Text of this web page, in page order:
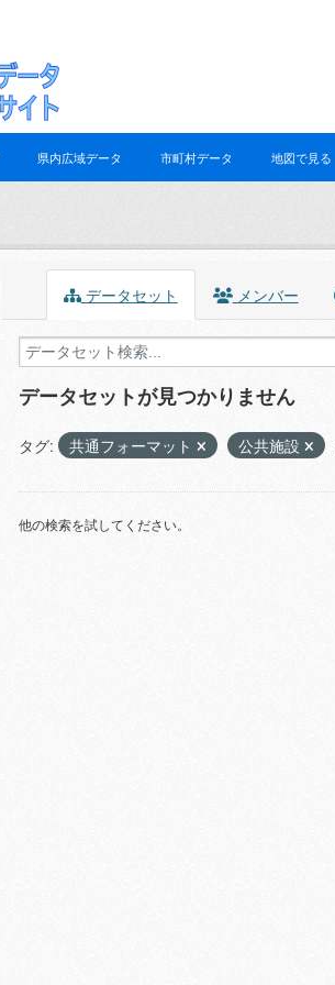
県内広域データ 市町村データ 地図で見る
データセット メンバー
データセットが見つかりません
タグ: 共通フォーマット 公共施設
他の検索を試してください。